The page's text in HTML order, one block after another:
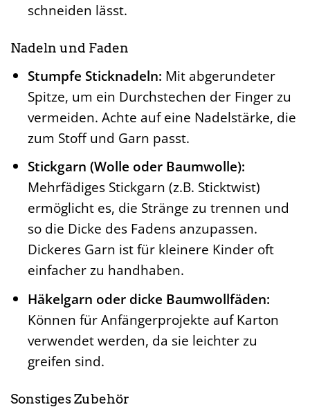
schneiden lässt.
Nadeln und Faden
Stumpfe Sticknadeln: Mit abgerundeter
Spitze, um ein Durchstechen der Finger zu
vermeiden. Achte auf eine Nadelstärke, die
zum Stoff und Garn passt.
Stickgarn (Wolle oder Baumwolle):
Mehrfädiges Stickgarn (z.B. Sticktwist)
ermöglicht es, die Stränge zu trennen und
so die Dicke des Fadens anzupassen.
Dickeres Garn ist für kleinere Kinder oft
einfacher zu handhaben.
Häkelgarn oder dicke Baumwollfäden:
Können für Anfängerprojekte auf Karton
verwendet werden, da sie leichter zu
greifen sind.
Sonstiges Zubehör